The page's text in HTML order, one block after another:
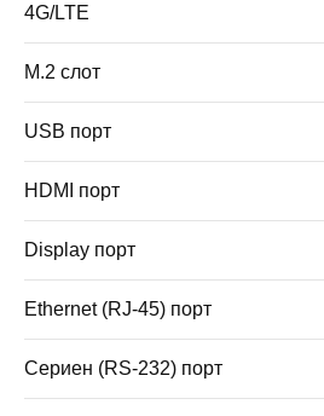
4G/LTE
M.2 слот
USB порт
HDMI порт
Display порт
Ethernet (RJ-45) порт
Сериен (RS-232) порт